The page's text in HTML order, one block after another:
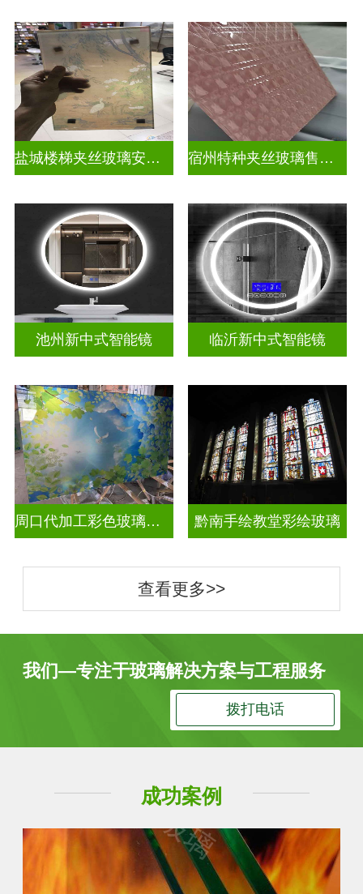
盐城楼梯夹丝玻璃安装公司 宿州特种夹丝玻璃售价表
池州新中式智能镜 临沂新中式智能镜
周口代加工彩色玻璃穹顶 黔南手绘教堂彩绘玻璃
查看更多>>
我们—专注于玻璃解决方案与工程服务
拨打电话
成功案例